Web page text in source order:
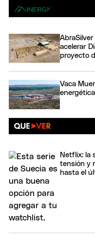
acelerar
proyecto
Vaca
Netflix: la
tensión y
hasta el